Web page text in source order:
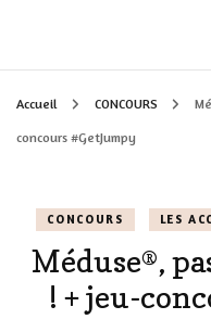
Accueil CONCOURS
concours #GetJumpy
CONCOURS LES
Méduse®,
! + jeu-